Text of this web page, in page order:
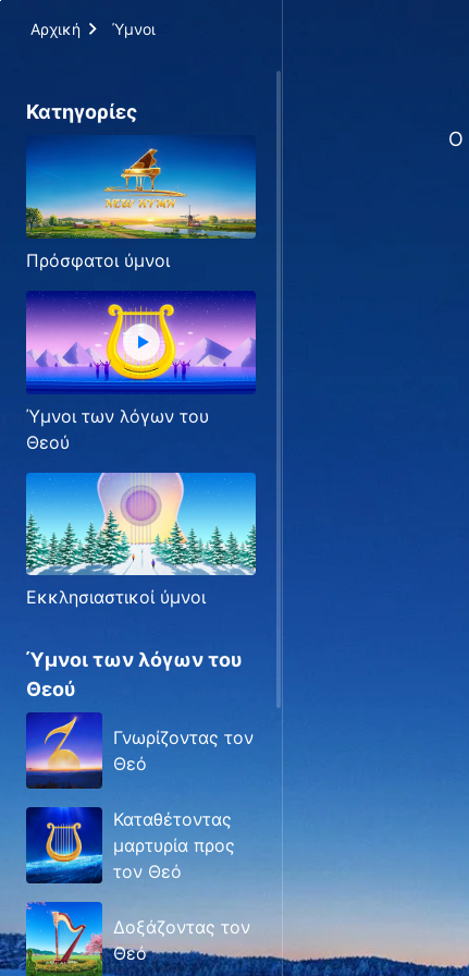
Αρχική Ύμνοι
Κατηγορίες
Πρόσφατοι ύμνοι
Ύμνοι των λόγων του
Θεού
Εκκλησιαστικοί ύμνοι
Ύμνοι των λόγων του
Θεού
Γνωρίζοντας τον
Θεό
Καταθέτοντας
μαρτυρία προς
τον Θεό
Δοξάζοντας τον
Θεό
Ο